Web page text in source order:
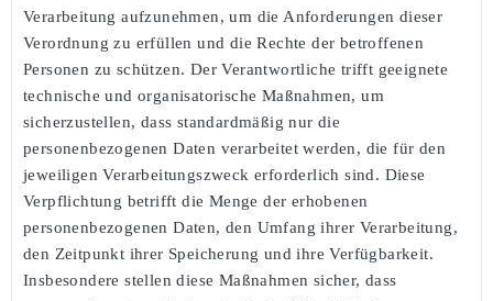
Verarbeitung aufzunehmen, um die Anforderungen dieser
Verordnung zu erfüllen und die Rechte der betroffenen
Personen zu schützen. Der Verantwortliche trifft geeignete
technische und organisatorische Maßnahmen, um
sicherzustellen, dass standardmäßig nur die
personenbezogenen Daten verarbeitet werden, die für den
jeweiligen Verarbeitungszweck erforderlich sind. Diese
Verpflichtung betrifft die Menge der erhobenen
personenbezogenen Daten, den Umfang ihrer Verarbeitung,
den Zeitpunkt ihrer Speicherung und ihre Verfügbarkeit.
Insbesondere stellen diese Maßnahmen sicher, dass